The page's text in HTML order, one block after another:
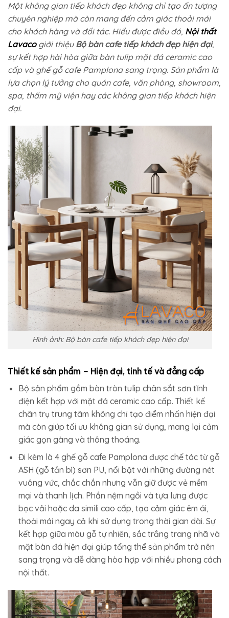
Một không gian tiếp khách đẹp không chỉ tạo ấn tượng
chuyên nghiệp mà còn mang đến cảm giác thoải mái
cho khách hàng và đối tác. Hiểu được điều đó, Nội thất
Lavacogiới thiệu Bộ bàn cafe tiếp khách đẹp hiện đại,
sự kết hợp hài hòa giữa bàn tulip mặt đá ceramic cao
cấp và ghế gỗ cafe Pamplona sang trọng. Sản phẩm là
lựa chọn lý tưởng cho quán cafe, văn phòng, showroom,
spa, thẩm mỹ viện hay các không gian tiếp khách hiện
đại.
Hình ảnh: Bộ bàn cafe tiếp khách đẹp hiện đại
Thiết kế sản phẩm – Hiện đại, tinh tế và đẳng cấp
Bộ sản phẩm gồm bàn tròn tulip chân sắt sơn tĩnh
điện kết hợp với mặt đá ceramic cao cấp. Thiết kế
chân trụ trung tâm không chỉ tạo điểm nhấn hiện đại
mà còn giúp tối ưu không gian sử dụng, mang lại cảm
giác gọn gàng và thông thoáng.
Đi kèm là 4 ghế gỗ cafe Pamplona được chế tác từ gỗ
ASH (gỗ tần bì) sơn PU, nổi bật với những đường nét
vuông vức, chắc chắn nhưng vẫn giữ được vẻ mềm
mại và thanh lịch. Phần nệm ngồi và tựa lưng được
bọc vải hoặc da simili cao cấp, tạo cảm giác êm ái,
thoải mái ngay cả khi sử dụng trong thời gian dài. Sự
kết hợp giữa màu gỗ tự nhiên, sắc trắng trang nhã và
mặt bàn đá hiện đại giúp tổng thể sản phẩm trở nên
sang trọng và dễ dàng hòa hợp với nhiều phong cách
nội thất.